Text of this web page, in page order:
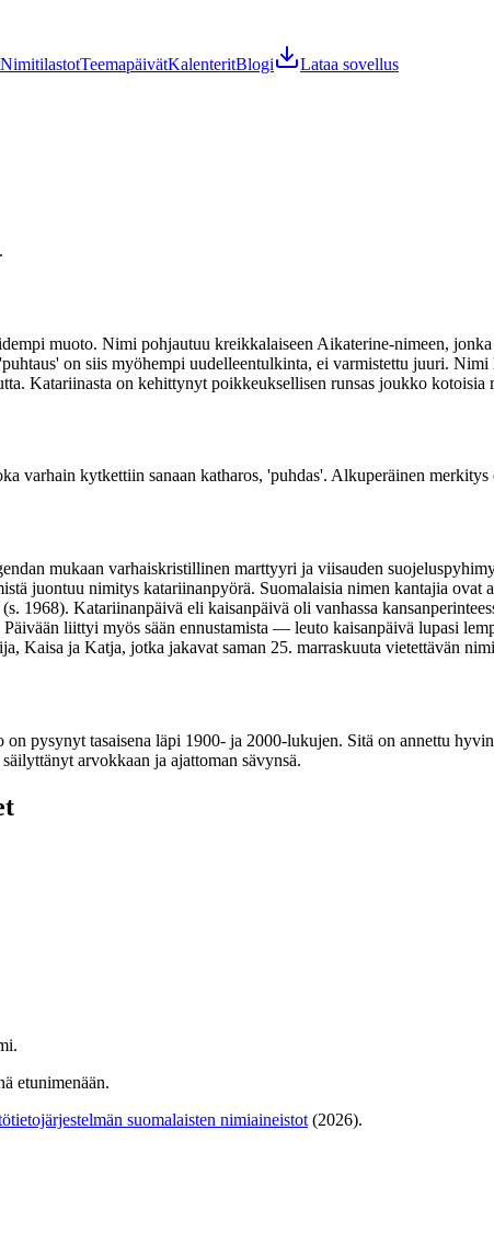
NimitilastotTeemapäivätKalenteritBlogi Lataa sovellus
.
muoto. Nimi pohjautuu kreikkalaiseen Aikaterine-nimeen,
on siis myöhempi uudelleentulkinta, ei varmistettu juuri.
Katariinasta on kehittynyt poikkeuksellisen runsas joukko kotoisia
varhain kytkettiin sanaan katharos, 'puhdas'. Alkuperäinen
mukaan varhaiskristillinen marttyyri ja viisauden
juontuu nimitys katariinanpyörä. Suomalaisia nimen kantajia
1968). Katariinanpäivä eli kaisanpäivä oli vanhassa
liittyi myös sään ennustamista — leuto kaisanpäivä lupasi
Kaisa ja Katja, jotka jakavat saman 25. marraskuuta vietettävän
pysynyt tasaisena läpi 1900- ja 2000-lukujen. Sitä on annettu
arvokkaan ja ajattoman sävynsä.
etunimenään.
suomalaisten nimiaineistot (2026).